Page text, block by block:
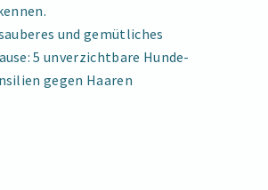
und gemütliches
5 unverzichtbare Hunde-
gegen Haaren